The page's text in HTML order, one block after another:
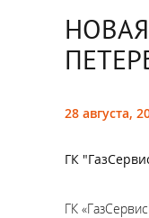
28 августа,
ГК
ГК